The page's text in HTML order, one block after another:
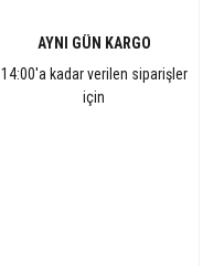
AYNI GÜN KARGO
14:00'a kadar verilen siparişler
için